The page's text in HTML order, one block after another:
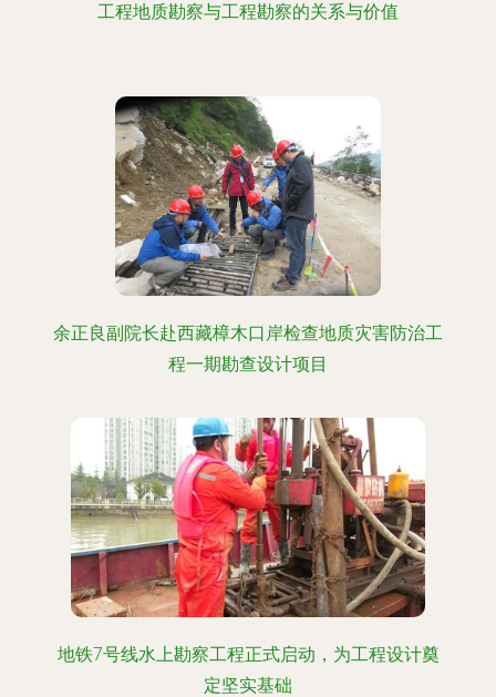
工程地质勘察与工程勘察的关系与价值
余正良副院长赴西藏樟木口岸检查地质灾害防治工
程一期勘查设计项目
地铁7号线水上勘察工程正式启动，为工程设计奠
定坚实基础